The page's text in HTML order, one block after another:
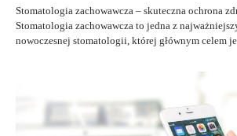
Stomatologia zachowawcza – skuteczna ochrona
Stomatologia zachowawcza to jedna z
nowoczesnej stomatologii, której głównym celem